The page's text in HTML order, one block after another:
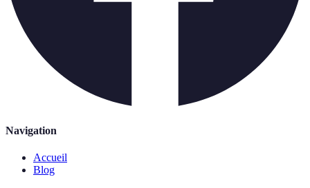
Navigation
Accueil
Blog